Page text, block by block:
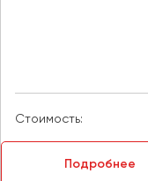
Стоимость:
Подробнее